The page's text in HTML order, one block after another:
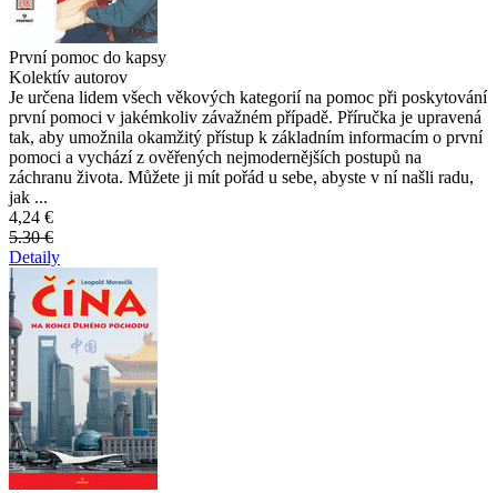
První pomoc do kapsy
Kolektív autorov
Je určena lidem všech věkových kategorií na pomoc při poskytování
první pomoci v jakémkoliv závažném případě. Příručka je upravená
tak, aby umožnila okamžitý přístup k základním informacím o první
pomoci a vychází z ověřených nejmodernějších postupů na
záchranu života. Můžete ji mít pořád u sebe, abyste v ní našli radu,
jak ...
4,24 €
5.30 €
Detaily